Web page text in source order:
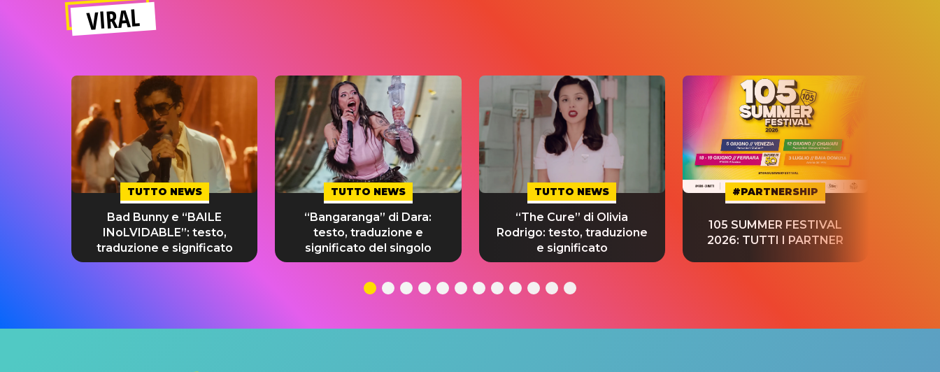
VIRAL
TUTTO NEWS
Bad Bunny e “BAILE
INoLVIDABLE”: testo,
traduzione e significato
TUTTO NEWS
“Bangaranga” di Dara:
testo, traduzione e
significato del singolo
TUTTO NEWS
“The Cure” di Olivia
Rodrigo: testo, traduzione
e significato
#PARTNERSHIP
105 SUMMER FESTIVAL
2026: TUTTI I PARTNER